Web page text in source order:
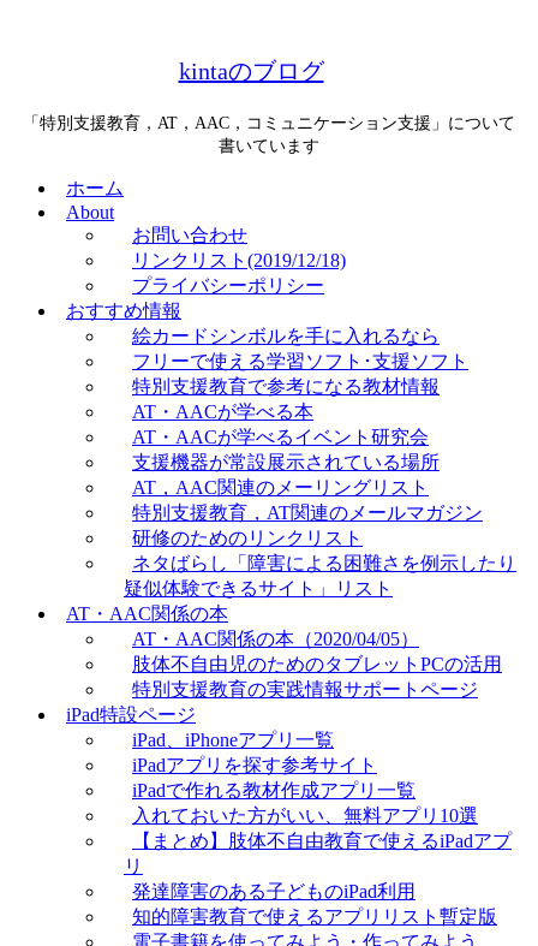
kintaのブログ
「特別支援教育，AT，AAC，コミュニケーション支援」について
書いています
ホーム
About
お問い合わせ
リンクリスト(2019/12/18)
プライバシーポリシー
おすすめ情報
絵カードシンボルを手に入れるなら
フリーで使える学習ソフト･支援ソフト
特別支援教育で参考になる教材情報
AT・AACが学べる本
AT・AACが学べるイベント研究会
支援機器が常設展示されている場所
AT，AAC関連のメーリングリスト
特別支援教育，AT関連のメールマガジン
研修のためのリンクリスト
ネタばらし「障害による困難さを例示したり
疑似体験できるサイト」リスト
AT・AAC関係の本
AT・AAC関係の本（2020/04/05）
肢体不自由児のためのタブレットPCの活用
特別支援教育の実践情報サポートページ
iPad特設ページ
iPad、iPhoneアプリ一覧
iPadアプリを探す参考サイト
iPadで作れる教材作成アプリ一覧
入れておいた方がいい、無料アプリ10選
【まとめ】肢体不自由教育で使えるiPadアプ
リ
発達障害のある子どものiPad利用
知的障害教育で使えるアプリリスト暫定版
電子書籍を使ってみよう・作ってみよう